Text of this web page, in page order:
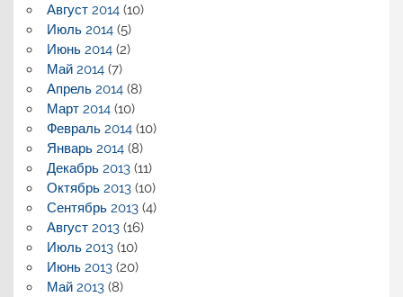
Август 2014(10)
Июль 2014(5)
Июнь 2014(2)
Май 2014(7)
Апрель 2014(8)
Март 2014(10)
Февраль 2014(10)
Январь 2014(8)
Декабрь 2013(11)
Октябрь 2013(10)
Сентябрь 2013(4)
Август 2013(16)
Июль 2013(10)
Июнь 2013(20)
Май 2013(8)